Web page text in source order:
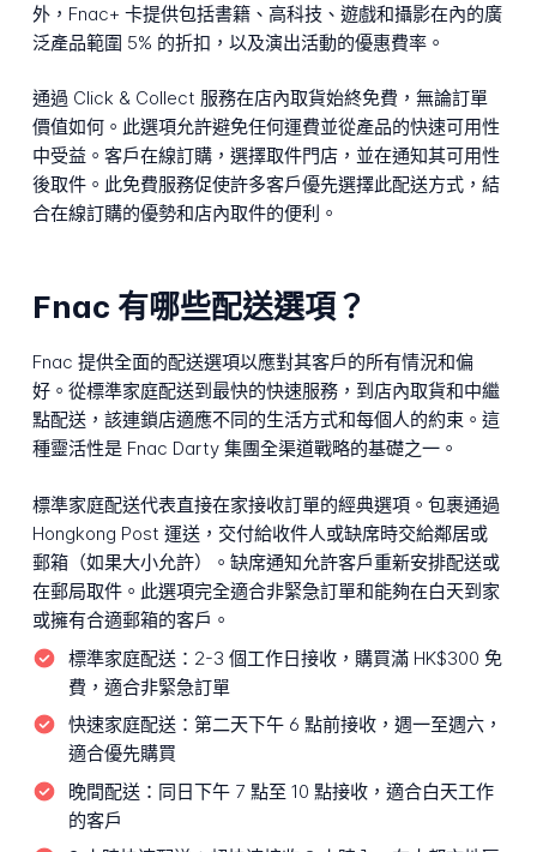
外，Fnac+ 卡提供包括書籍、高科技、遊戲和攝影在內的廣
泛產品範圍 5% 的折扣，以及演出活動的優惠費率。
通過 Click & Collect 服務在店內取貨始終免費，無論訂單
價值如何。此選項允許避免任何運費並從產品的快速可用性
中受益。客戶在線訂購，選擇取件門店，並在通知其可用性
後取件。此免費服務促使許多客戶優先選擇此配送方式，結
合在線訂購的優勢和店內取件的便利。
Fnac 有哪些配送選項？
Fnac 提供全面的配送選項以應對其客戶的所有情況和偏
好。從標準家庭配送到最快的快速服務，到店內取貨和中繼
點配送，該連鎖店適應不同的生活方式和每個人的約束。這
種靈活性是 Fnac Darty 集團全渠道戰略的基礎之一。
標準家庭配送代表直接在家接收訂單的經典選項。包裹通過
Hongkong Post 運送，交付給收件人或缺席時交給鄰居或
郵箱（如果大小允許）。缺席通知允許客戶重新安排配送或
在郵局取件。此選項完全適合非緊急訂單和能夠在白天到家
或擁有合適郵箱的客戶。
標準家庭配送： 2-3 個工作日接收，購買滿 HK$300 免
費，適合非緊急訂單
快速家庭配送： 第二天下午 6 點前接收，週一至週六，
適合優先購買
晚間配送： 同日下午 7 點至 10 點接收，適合白天工作
的客戶